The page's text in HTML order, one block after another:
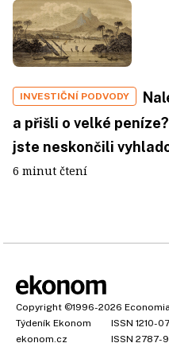
INVESTIČNÍ PODVODY
a přišli o velké
jste neskončili
6 minut čtení
Copyright ©1996-2026
Týdeník Ekonom
ISSN 1210-
ekonom.cz
ISSN 2787-